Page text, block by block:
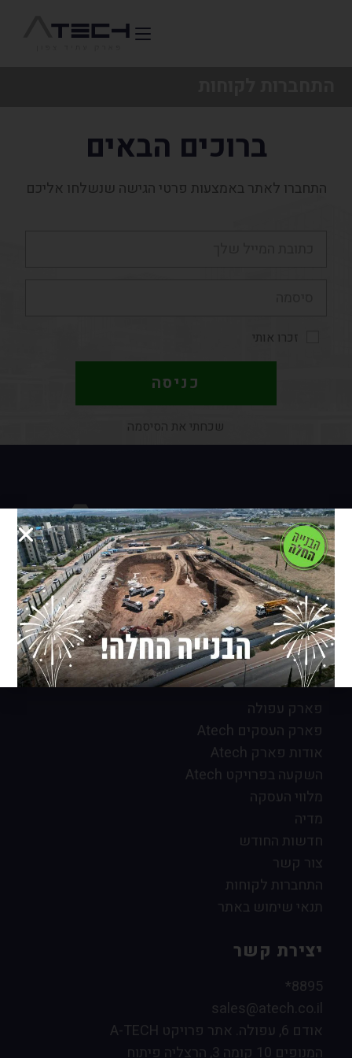
ברוכים הבאים
התחברו לאתר באמצעות פרטי הגישה שנשלחו אליכם
כניסה
תפריט ניווט
פארק עפולה
פארק העסקים Atech
אודות פארק Atech
השקעה בפרויקט Atech
מלווי העסקה
מדיה
חדשות החודש
צור קשר
התחברות לקוחות
תנאי שימוש באתר
יצירת קשר
8895*
sales@atech.co.il
אודם 6, עפולה. אתר פרויקט A-TECH
המנופים 10 קומה 3, הרצליה פיתוח